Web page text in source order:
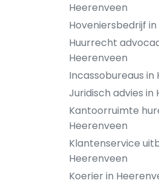
Heerenveen
Hoveniersbedrijf
Huurrecht
Heerenveen
Incassobureaus in
Juridisch advies in
Kantoorruimte
Heerenveen
Klantenservice
Heerenveen
Koerier in